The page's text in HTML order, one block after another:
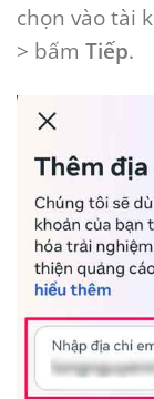
chọn vào tài
> bấm Tiếp.